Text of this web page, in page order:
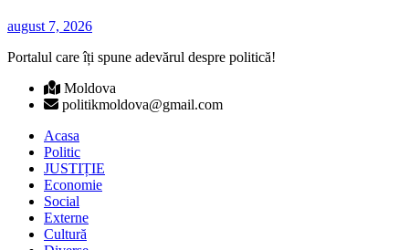
august 7, 2026
Portalul care îți spune adevărul despre politică!
Moldova
politikmoldova@gmail.com
Acasa
Politic
JUSTIȚIE
Economie
Social
Externe
Cultură